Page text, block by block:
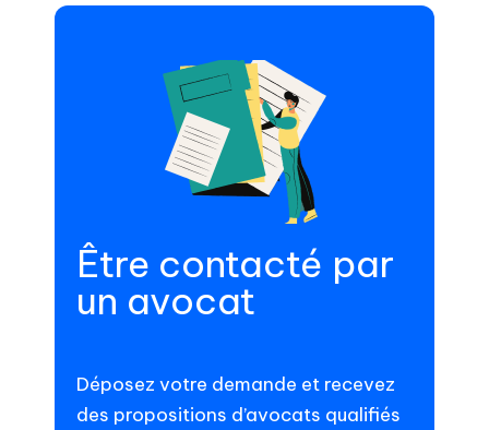
Être contacté par
un avocat
Déposez votre demande et recevez
des propositions d’avocats qualifiés